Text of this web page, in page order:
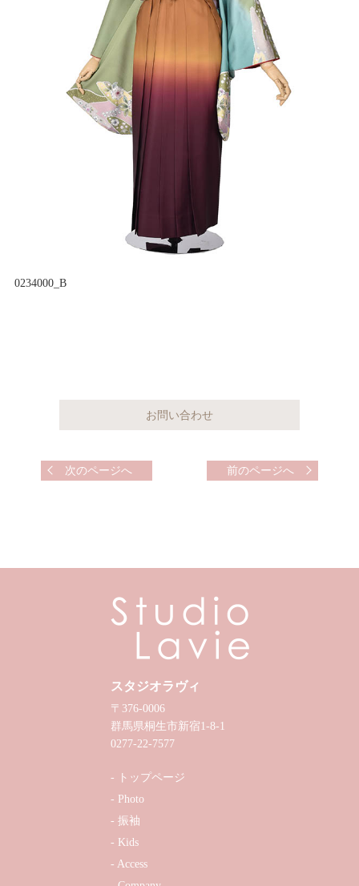
0234000_B
次のページへ 前のページへ
スタジオラヴィ
〒376-0006
群馬県桐生市新宿1-8-1
0277-22-7577
トップページ
Photo
振袖
Kids
Access